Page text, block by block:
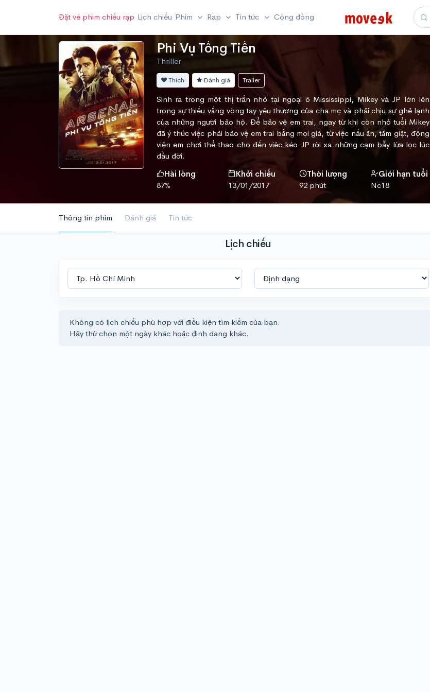
Đặt vé phim chiếu rạp Lịch chiếu Phim Rạp Tin tức Cộng đồng
Phi Vụ Tống Tiền
Thriller
Thích Đánh giá Trailer
Sinh ra trong một thị trấn nhỏ tại ngoại ô Mississippi, Mikey và JP lớn lên
trong sự thiếu vắng vòng tay yêu thương của cha mẹ và phải chịu sự ghẻ lạnh
của những người bảo hộ. Để bảo vệ em trai, ngay từ khi còn nhỏ tuổi Mikey
đã ý thức việc phải bảo vệ em trai bằng mọi giá, từ việc nấu ăn, tắm giặt, động
viên em chơi thể thao cho đến viêc kéo JP rời xa những cạm bẫy lừa lọc lúc
đầu đời.
Hài lòng
87%
Khởi chiếu
13/01/2017
Thời lượng
92 phút
Giới hạn tuổi
Nc18
Thông tin phim Đánh giá Tin tức
Lịch chiếu
Không có lịch chiếu phù hợp với điều kiện tìm kiếm của bạn.
Hãy thử chọn một ngày khác hoặc định dạng khác.